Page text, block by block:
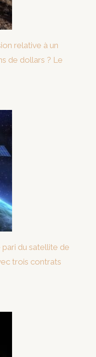
relative à un
de dollars ? Le
du satellite de
trois contrats